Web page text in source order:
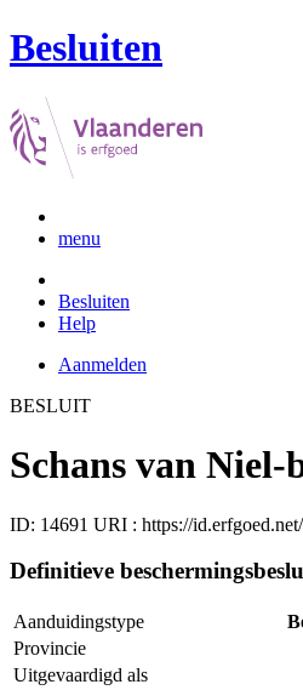
Besluiten
menu
Besluiten
Help
Aanmelden
BESLUIT
Schans van
ID: 14691 URI : https://
Definitieve
Aanduidingstype
Provincie
Uitgevaardigd als